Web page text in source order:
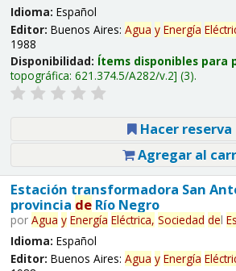
Idioma: Español
Editor: Buenos Aires: Agua y Energía
1988
Disponibilidad: Ítems disponibles para
topográfica: 621.374.5/A282/v.2 (3).
Hacer reserva
Agregar al
Estación transformadora San
provincia deRío Negro
por Agua y Energía Eléctrica, Sociedad del
Idioma: Español
Editor: Buenos Aires: Agua y Energía